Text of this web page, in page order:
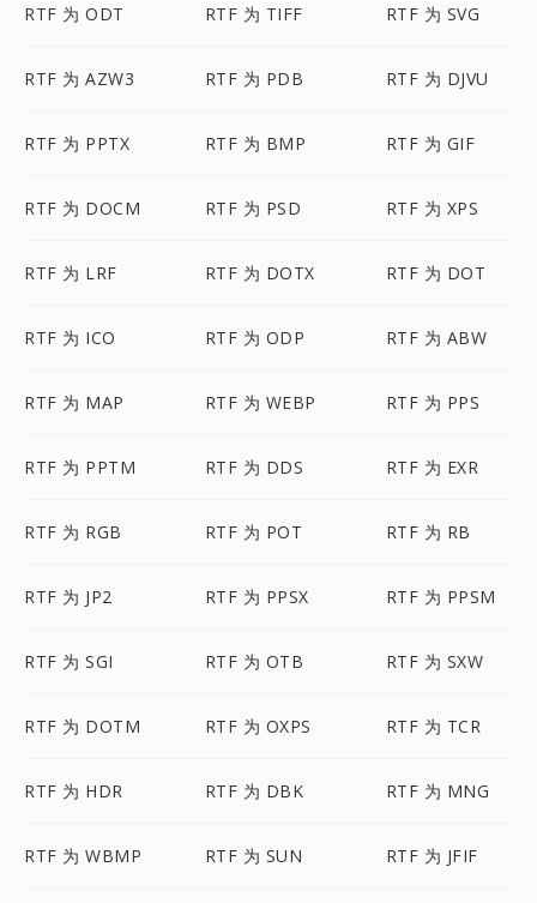
RTF 为 ODT RTF 为 TIFF RTF 为 SVG
RTF 为 AZW3 RTF 为 PDB RTF 为 DJVU
RTF 为 PPTX RTF 为 BMP RTF 为 GIF
RTF 为 DOCM RTF 为 PSD RTF 为 XPS
RTF 为 LRF RTF 为 DOTX RTF 为 DOT
RTF 为 ICO RTF 为 ODP RTF 为 ABW
RTF 为 MAP RTF 为 WEBP RTF 为 PPS
RTF 为 PPTM RTF 为 DDS RTF 为 EXR
RTF 为 RGB RTF 为 POT RTF 为 RB
RTF 为 JP2 RTF 为 PPSX RTF 为 PPSM
RTF 为 SGI RTF 为 OTB RTF 为 SXW
RTF 为 DOTM RTF 为 OXPS RTF 为 TCR
RTF 为 HDR RTF 为 DBK RTF 为 MNG
RTF 为 WBMP RTF 为 SUN RTF 为 JFIF